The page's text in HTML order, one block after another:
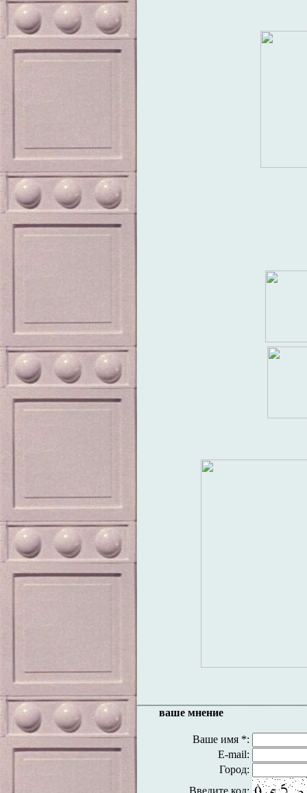
ваше мнение
Ваше имя *:
E-mail:
Город:
Введите код: